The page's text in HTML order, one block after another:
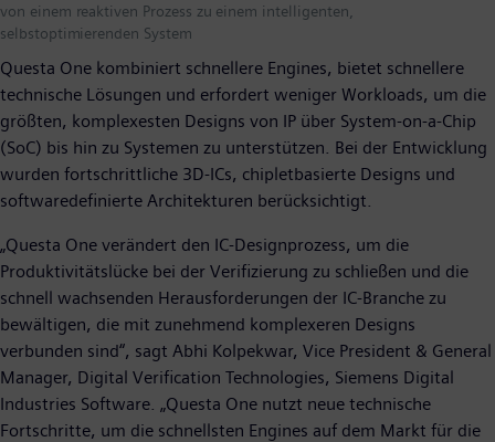
von einem reaktiven Prozess zu einem intelligenten,
selbstoptimierenden System
Questa One kombiniert schnellere Engines, bietet schnellere
technische Lösungen und erfordert weniger Workloads, um die
größten, komplexesten Designs von IP über System-on-a-Chip
(SoC) bis hin zu Systemen zu unterstützen. Bei der Entwicklung
wurden fortschrittliche 3D-ICs, chipletbasierte Designs und
softwaredefinierte Architekturen berücksichtigt.
„Questa One verändert den IC-Designprozess, um die
Produktivitätslücke bei der Verifizierung zu schließen und die
schnell wachsenden Herausforderungen der IC-Branche zu
bewältigen, die mit zunehmend komplexeren Designs
verbunden sind“, sagt Abhi Kolpekwar, Vice President & General
Manager, Digital Verification Technologies, Siemens Digital
Industries Software. „Questa One nutzt neue technische
Fortschritte, um die schnellsten Engines auf dem Markt für die